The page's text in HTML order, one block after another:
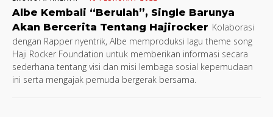
Albe Kembali “Berulah”, Single Barunya
Akan Bercerita Tentang Hajirocker Kolaborasi
dengan Rapper nyentrik, Albe memproduksi lagu theme song
Haji Rocker Foundation untuk memberikan informasi secara
sederhana tentang visi dan misi lembaga sosial kepemudaan
ini serta mengajak pemuda bergerak bersama.